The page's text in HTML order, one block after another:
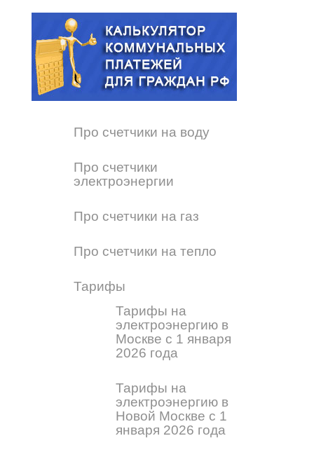
Про счетчики на воду
Про счетчики
электроэнергии
Про счетчики на газ
Про счетчики на тепло
Тарифы
Тарифы на
электроэнергию в
Москве с 1 января
2026 года
Тарифы на
электроэнергию в
Новой Москве с 1
января 2026 года